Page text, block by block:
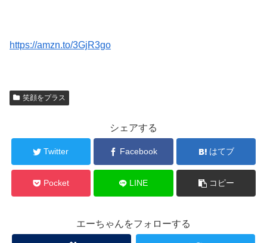
https://amzn.to/3GjR3go
笑顔をプラス
シェアする
Twitter Facebook はてブ
Pocket LINE コピー
エーちゃんをフォローする